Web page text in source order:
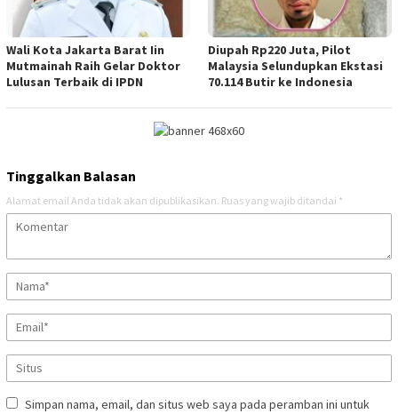
Wali Kota Jakarta Barat Iin
Mutmainah Raih Gelar Doktor
Lulusan Terbaik di IPDN
Diupah Rp220 Juta, Pilot
Malaysia Selundupkan Ekstasi
70.114 Butir ke Indonesia
Tinggalkan Balasan
Alamat email Anda tidak akan dipublikasikan. Ruas yang wajib ditandai *
Simpan nama, email, dan situs web saya pada peramban ini untuk